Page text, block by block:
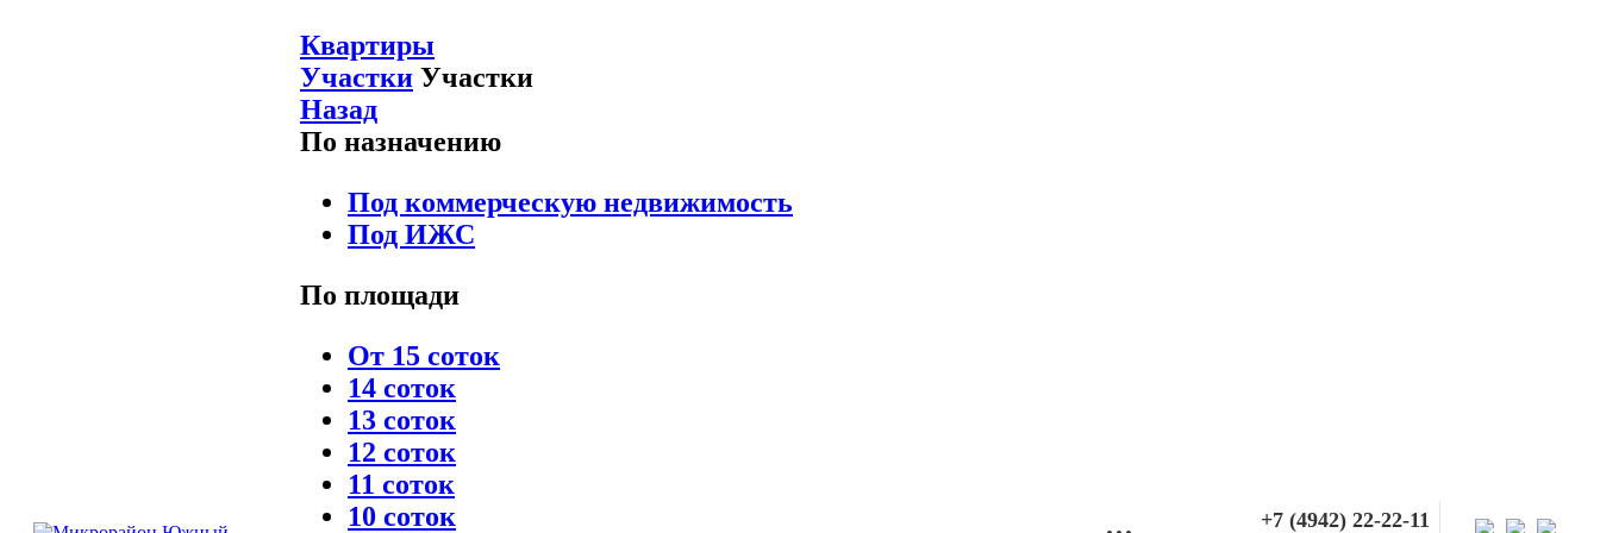
Квартиры
Участки Участки
Назад
По назначению
Под коммерческую недвижимость
Под ИЖС
По площади
От 15 соток
14 соток
13 соток
12 соток
11 соток
10 соток
+7 (4942) 22-22-11